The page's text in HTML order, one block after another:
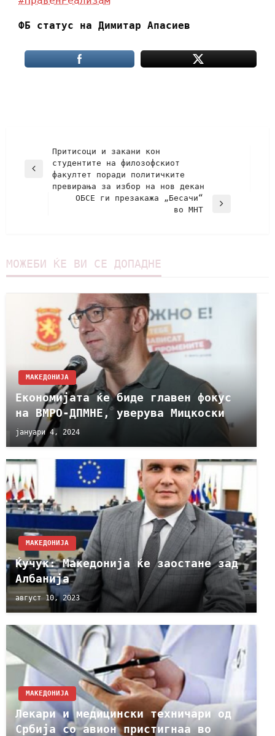
ФБ статус на Димитар Апасиев
Притисоци и закани кон
студентите на филозофскиот
факултет поради политичките
превирања за избор на нов декан
ОБСЕ ги презакажа „Бесачи“
во МНТ
МОЖЕБИ ЌЕ ВИ СЕ ДОПАДНЕ
МАКЕДОНИЈА
Економијата ќе биде главен фокус
на ВМРО-ДПМНЕ, уверува Мицкоски
јануари 4, 2024
МАКЕДОНИЈА
Ќучук: Македонија ќе заостане зад
Албанија
август 10, 2023
МАКЕДОНИЈА
Лекари и медицински техничари од
Србија со авион пристигнаа во